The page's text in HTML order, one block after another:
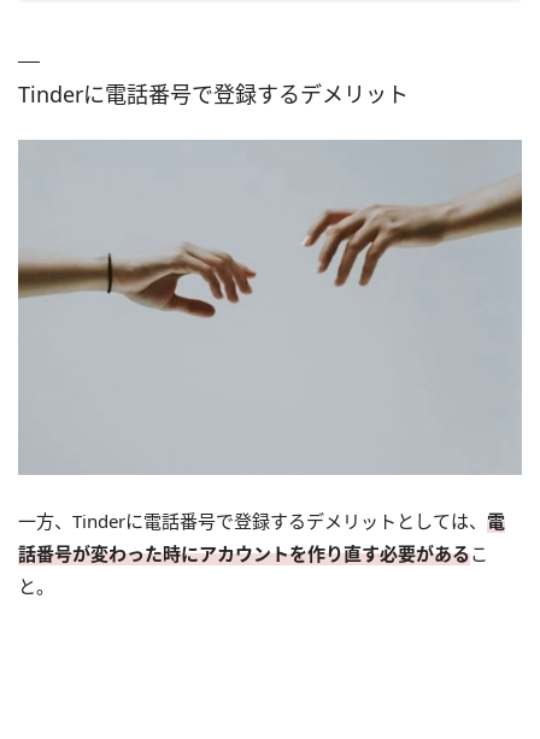
Tinderに電話番号で登録するデメリット
一方、Tinderに電話番号で登録するデメリットとしては、 電
話番号が変わった時にアカウントを作り直す必要があるこ
と。